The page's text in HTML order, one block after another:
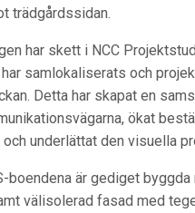
trädgårdssidan.
har skett i NCC
samlokaliserats och
Detta har skapat en
ökat
underlättat den visuella
boendena är gediget
välisolerad fasad med